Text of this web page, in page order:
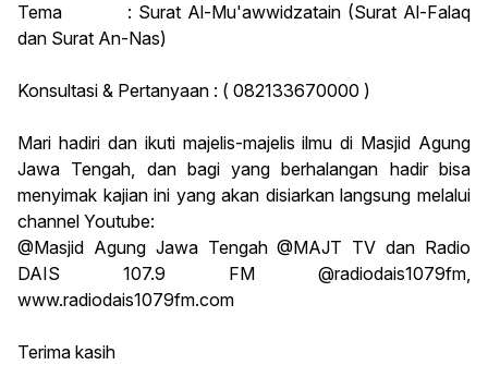
Tema : Surat Al-Mu'awwidzatain (Surat Al-Falaq
dan Surat An-Nas)
Konsultasi & Pertanyaan : ( 082133670000 )
Mari hadiri dan ikuti majelis-majelis ilmu di Masjid Agung
Jawa Tengah, dan bagi yang berhalangan hadir bisa
menyimak kajian ini yang akan disiarkan langsung melalui
channel Youtube:
@Masjid Agung Jawa Tengah @MAJT TV dan Radio
DAIS 107.9 FM @radiodais1079fm,
www.radiodais1079fm.com
Terima kasih